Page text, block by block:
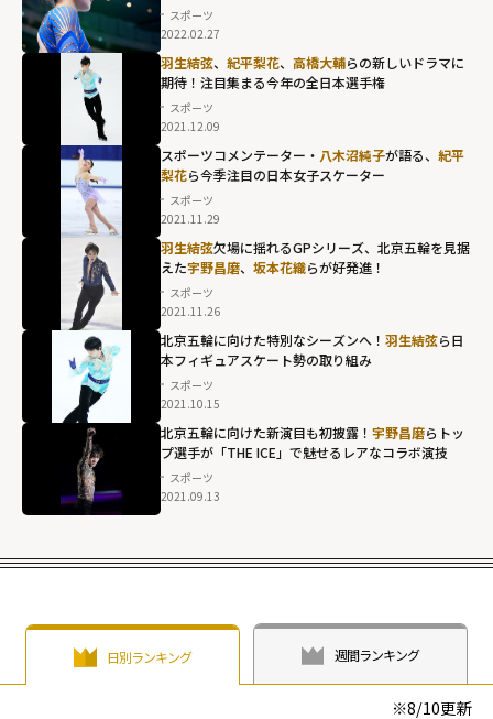
スポーツ
2022.02.27
羽生結弦、 紀平梨花、 高橋大輔らの新しいドラマに
期待！注目集まる今年の全日本選手権
スポーツ
2021.12.09
スポーツコメンテーター・ 八木沼純子が語る、 紀平
梨花ら今季注目の日本女子スケーター
スポーツ
2021.11.29
羽生結弦欠場に揺れるGPシリーズ、北京五輪を見据
えた宇野昌磨、 坂本花織らが好発進！
スポーツ
2021.11.26
北京五輪に向けた特別なシーズンへ！ 羽生結弦ら日
本フィギュアスケート勢の取り組み
スポーツ
2021.10.15
北京五輪に向けた新演目も初披露！ 宇野昌磨らトッ
プ選手が「THE ICE」で魅せるレアなコラボ演技
スポーツ
2021.09.13
日別ランキング 週間ランキング
※8/10更新